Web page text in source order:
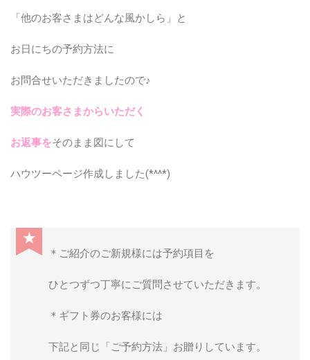
「他のお客さまはどんな風かしら」と
お日にちの予約方法に
お問合せいただきましたので♪
実際のお客さまからいただく
お返事をそのまま図にして
ハウツーページ作成しました(*^^*)
★
＊ご紹介のご新規様には予約項目を
ひとつずつ丁寧にご質問させていただきます。
＊ギフト券のお客様には
下記と同じ「ご予約方法」お贈りしています。